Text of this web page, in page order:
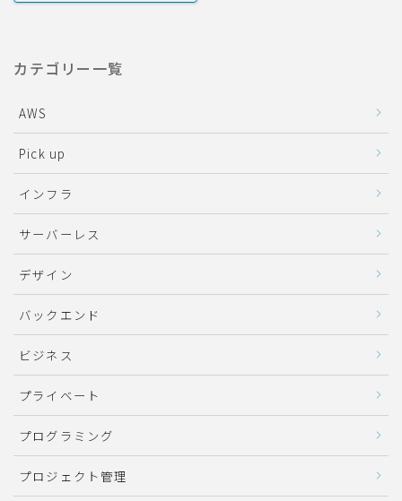
カテゴリー一覧
AWS
Pick up
インフラ
サーバーレス
デザイン
バックエンド
ビジネス
プライベート
プログラミング
プロジェクト管理